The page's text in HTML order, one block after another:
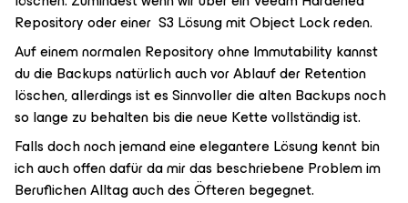
Repository oder einer S3 Lösung mit Object Lock reden.
Auf einem normalen Repository ohne Immutability kannst
du die Backups natürlich auch vor Ablauf der Retention
löschen, allerdings ist es Sinnvoller die alten Backups noch
so lange zu behalten bis die neue Kette vollständig ist.
Falls doch noch jemand eine elegantere Lösung kennt bin
ich auch offen dafür da mir das beschriebene Problem im
Beruflichen Alltag auch des Öfteren begegnet.